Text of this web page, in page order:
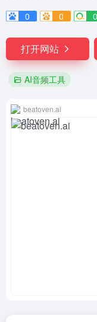
0
0 0
打开网站
AI音频工具
beatoven.ai